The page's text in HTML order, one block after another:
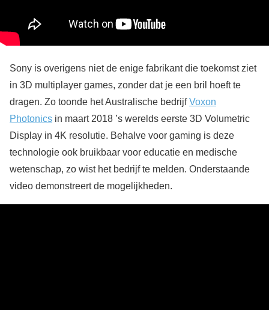
Sony is overigens niet de enige fabrikant die toekomst ziet
in 3D multiplayer games, zonder dat je een bril hoeft te
dragen. Zo toonde het Australische bedrijfVoxon
Photonics in maart 2018 ’s werelds eerste 3D Volumetric
Display in 4K resolutie. Behalve voor gaming is deze
technologie ook bruikbaar voor educatie en medische
wetenschap, zo wist het bedrijf te melden. Onderstaande
video demonstreert de mogelijkheden.